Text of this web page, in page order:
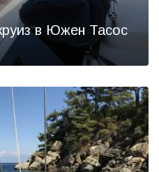
в Южен Тасос